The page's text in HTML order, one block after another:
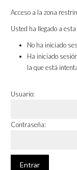
Acceso a la zona
Usted ha llegado a
No ha iniciado
Ha iniciado
la que está
Usuario:
Contraseña: